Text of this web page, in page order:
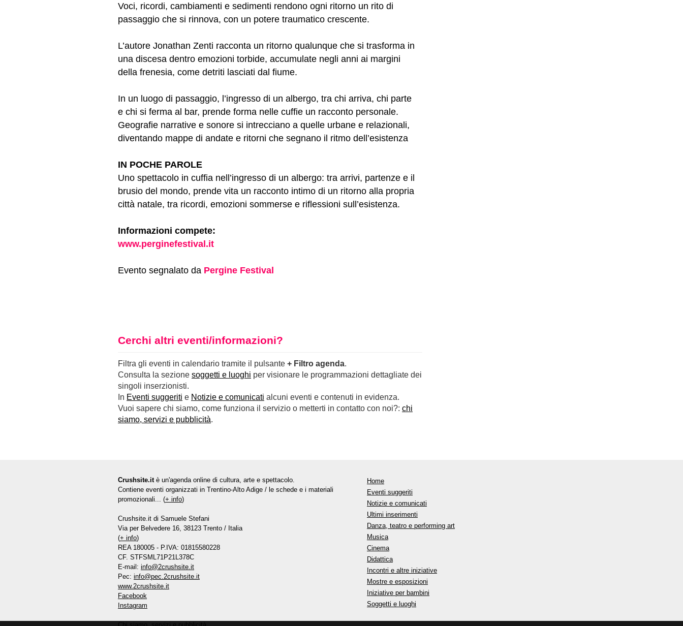
Voci, ricordi, cambiamenti e sedimenti rendono ogni ritorno un rito di
passaggio che si rinnova, con un potere traumatico crescente.
L’autore Jonathan Zenti racconta un ritorno qualunque che si trasforma in
una discesa dentro emozioni torbide, accumulate negli anni ai margini
della frenesia, come detriti lasciati dal fiume.
In un luogo di passaggio, l’ingresso di un albergo, tra chi arriva, chi parte
e chi si ferma al bar, prende forma nelle cuffie un racconto personale.
Geografie narrative e sonore si intrecciano a quelle urbane e relazionali,
diventando mappe di andate e ritorni che segnano il ritmo dell’esistenza
IN POCHE PAROLE
Uno spettacolo in cuffia nell’ingresso di un albergo: tra arrivi, partenze e il
brusio del mondo, prende vita un racconto intimo di un ritorno alla propria
città natale, tra ricordi, emozioni sommerse e riflessioni sull’esistenza.
Informazioni compete:
www.perginefestival.it
Evento segnalato da Pergine Festival
Cerchi altri eventi/informazioni?
Filtra gli eventi in calendario tramite il pulsante + Filtro agenda.
Consulta la sezione soggetti e luoghi per visionare le programmazioni dettagliate dei
singoli inserzionisti.
In Eventi suggeriti e Notizie e comunicati alcuni eventi e contenuti in evidenza.
Vuoi sapere chi siamo, come funziona il servizio o metterti in contatto con noi?: chi
siamo, servizi e pubblicità.
Crushsite.it è un'agenda online di cultura, arte e spettacolo.
Contiene eventi organizzati in Trentino-Alto Adige / le schede e i materiali
promozionali... (+ info)
Crushsite.it di Samuele Stefani
Via per Belvedere 16, 38123 Trento / Italia
(+ info)
REA 180005 - P.IVA: 01815580228
CF. STFSML71P21L378C
E-mail: info@2crushsite.it
Pec: info@pec.2crushsite.it
www.2crushsite.it
Facebook
Instagram
Home
Eventi suggeriti
Notizie e comunicati
Ultimi inserimenti
Danza, teatro e performing art
Musica
Cinema
Didattica
Incontri e altre iniziative
Mostre e esposizioni
Iniziative per bambini
Soggetti e luoghi